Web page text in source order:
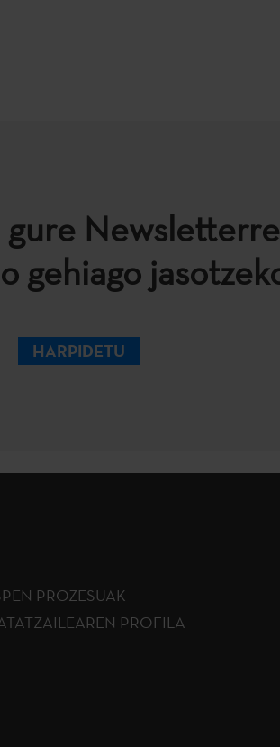
gehiago
HARPIDETU
PROZESUAK
PROFILA